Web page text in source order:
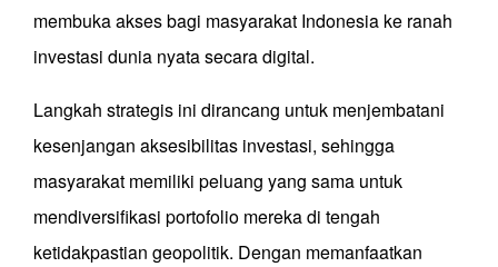
membuka akses bagi masyarakat Indonesia ke ranah
investasi dunia nyata secara digital.
Langkah strategis ini dirancang untuk menjembatani
kesenjangan aksesibilitas investasi, sehingga
masyarakat memiliki peluang yang sama untuk
mendiversifikasi portofolio mereka di tengah
ketidakpastian geopolitik. Dengan memanfaatkan